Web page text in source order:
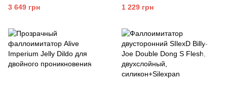
Flesh Motor (Model 1 size 8" &
7"), двухслойны
3 649 грн
Jelly Dildo
1 229 грн